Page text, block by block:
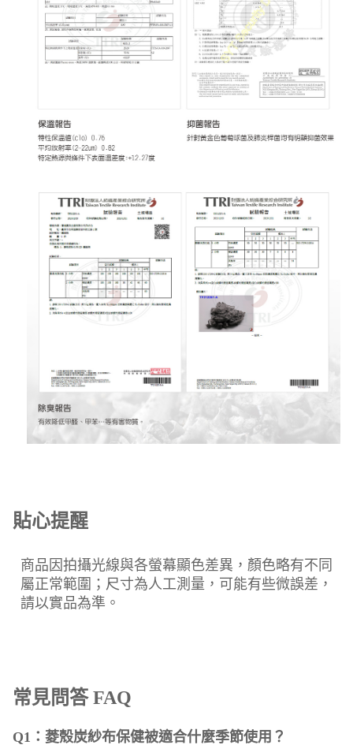
貼心提醒
商品因拍攝光線與各螢幕顯色差異，顏色略有不同
屬正常範圍；尺寸為人工測量，可能有些微誤差，
請以實品為準。
常見問答 FAQ
Q1：菱殼炭紗布保健被適合什麼季節使用？